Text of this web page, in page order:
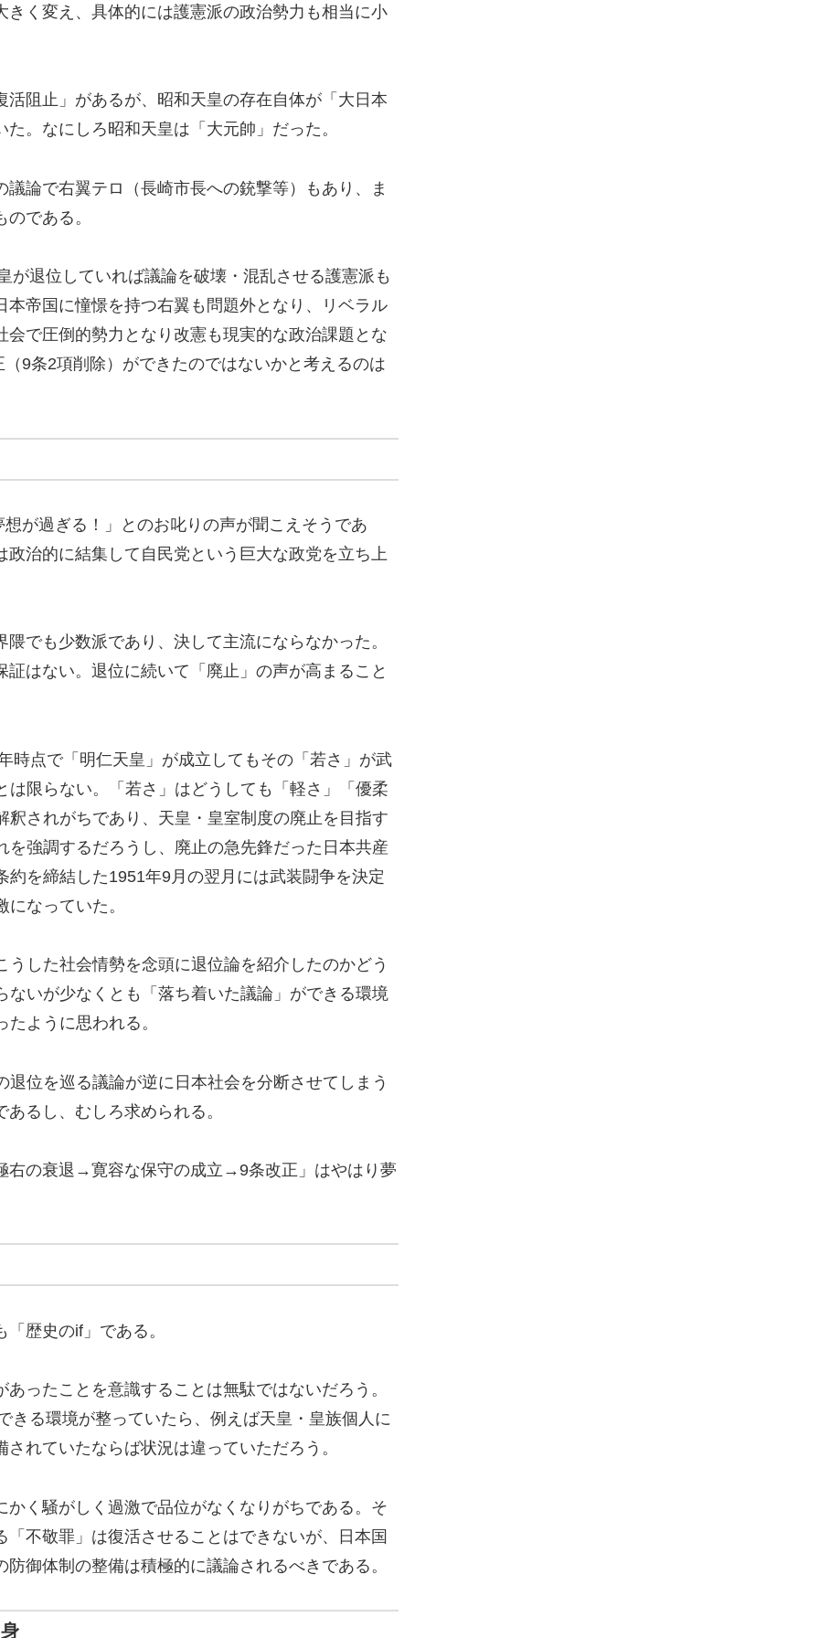
く変え、具体的には護憲派の政治勢力も相当に小
阻止」があるが、昭和天皇の存在自体が「大日本
。なにしろ昭和天皇は「大元帥」だった。
論で右翼テロ（長崎市長への銃撃等）もあり、ま
である。
が退位していれば議論を破壊・混乱させる護憲派も
帝国に憧憬を持つ右翼も問題外となり、リベラル
で圧倒的勢力となり改憲も現実的な政治課題とな
9条2項削除）ができたのではないかと考えるのは
が過ぎる！」とのお叱りの声が聞こえそうであ
治的に結集して自民党という巨大な政党を立ち上
でも少数派であり、決して主流にならなかった。
はない。退位に続いて「廃止」の声が高まること
時点で「明仁天皇」が成立してもその「若さ」が武
は限らない。「若さ」はどうしても「軽さ」「優柔
釈されがちであり、天皇・皇室制度の廃止を目指す
を強調するだろうし、廃止の急先鋒だった日本共産
約を締結した1951年9月の翌月には武装闘争を決定
になっていた。
うした社会情勢を念頭に退位論を紹介したのかどう
ないが少なくとも「落ち着いた議論」ができる環境
たように思われる。
退位を巡る議論が逆に日本社会を分断させてしまう
るし、むしろ求められる。
右の衰退→寛容な保守の成立→9条改正」はやはり夢
歴史のif」である。
ったことを意識することは無駄ではないだろう。
きる環境が整っていたら、例えば天皇・皇族個人に
れていたならば状況は違っていただろう。
く騒がしく過激で品位がなくなりがちである。そ
不敬罪」は復活させることはできないが、日本国
御体制の整備は積極的に議論されるべきである。